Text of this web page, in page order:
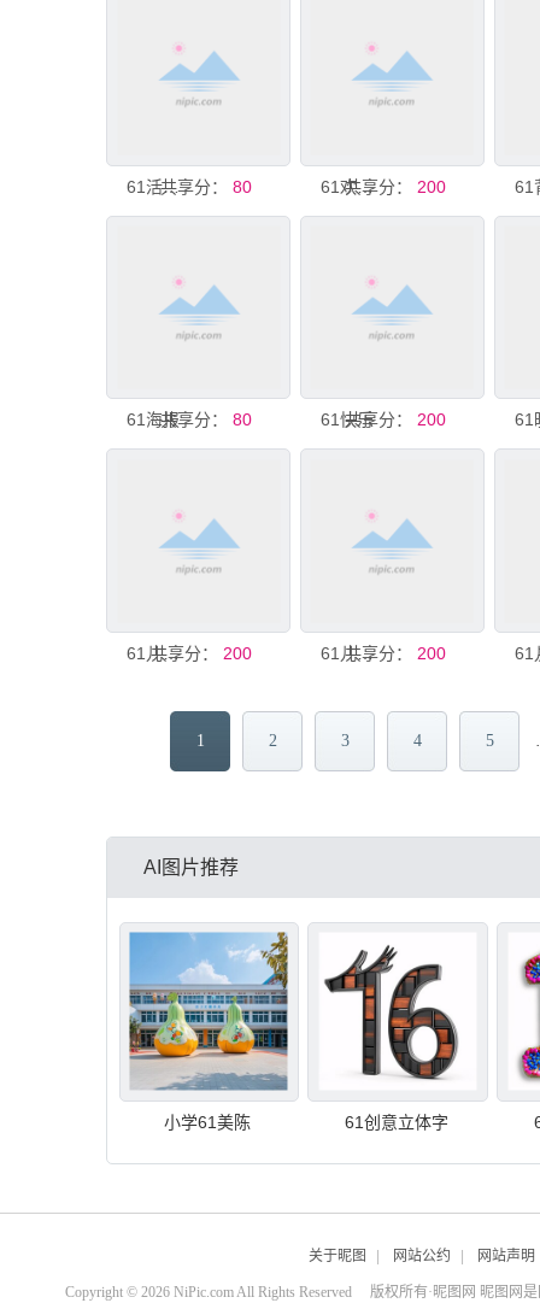
61活动背景
共享分： 80 61欢乐购促销海报
共享分： 200 61
61海报共享分： 80 61快乐
共享分： 200
61儿童节
共享分： 200 61儿童节
共享分： 200
1 2 3 4 5
AI图片推荐
小学61美陈 61创意立体字
关于昵图 | 网站公约 | 网站声明
Copyright © 2026 NiPic.com All Rights Reserved 版权所有·昵图网 昵图网